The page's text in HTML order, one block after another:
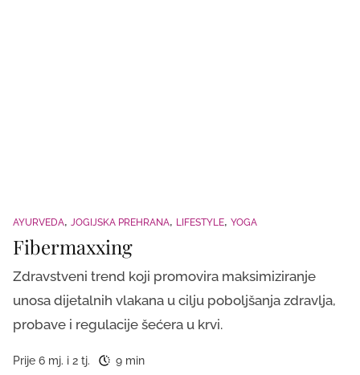
AYURVEDA JOGIJSKA PREHRANA LIFESTYLE YOGA
Fibermaxxing
Zdravstveni trend koji promovira maksimiziranje
unosa dijetalnih vlakana u cilju poboljšanja zdravlja,
probave i regulacije šećera u krvi.
Prije 6 mj. i 2 tj. 9 min